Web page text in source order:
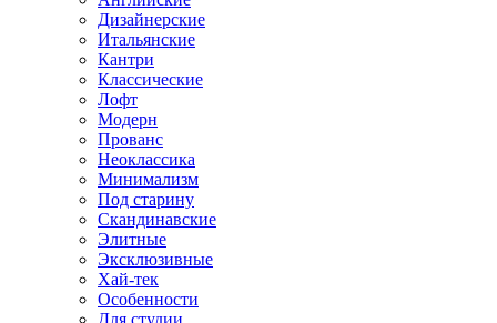
Дизайнерские
Итальянские
Кантри
Классические
Лофт
Модерн
Прованс
Неоклассика
Минимализм
Под старину
Скандинавские
Элитные
Эксклюзивные
Хай-тек
Особенности
Для студии